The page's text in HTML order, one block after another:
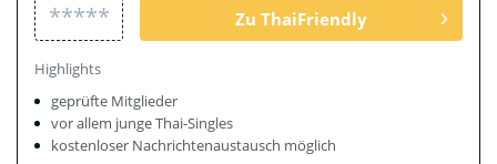
***** Zu ThaiFriendly
Highlights
geprüfte Mitglieder
vor allem junge Thai-Singles
kostenloser Nachrichtenaustausch möglich